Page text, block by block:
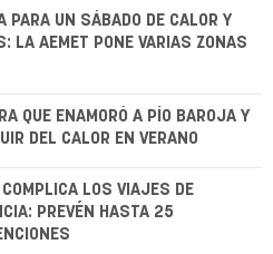
PARA UN SÁBADO DE CALOR Y
LA AEMET PONE VARIAS ZONAS
QUE ENAMORÓ A PÍO BAROJA Y
DEL CALOR EN VERANO
LOS VIAJES DE
PREVÉN HASTA 25